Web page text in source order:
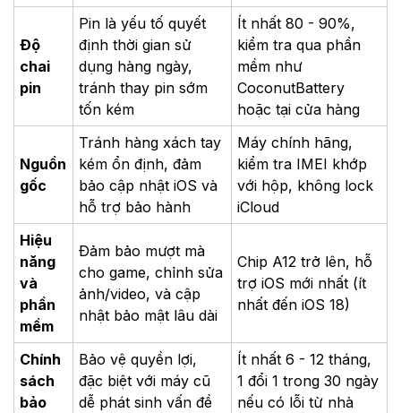
Độ
chai
pin
Pin là yếu tố quyết
định thời gian sử
dụng hàng ngày,
tránh thay pin sớm
tốn kém
Ít nhất 80 - 90%,
kiểm tra qua phần
mềm như
CoconutBattery
hoặc tại cửa hàng
Nguồn
gốc
Tránh hàng xách tay
kém ổn định, đảm
bảo cập nhật iOS và
hỗ trợ bảo hành
Máy chính hãng,
kiểm tra IMEI khớp
với hộp, không lock
iCloud
Hiệu
năng
và
phần
mềm
Đảm bảo mượt mà
cho game, chỉnh sửa
ảnh/video, và cập
nhật bảo mật lâu dài
Chip A12 trở lên, hỗ
trợ iOS mới nhất (ít
nhất đến iOS 18)
Chính
sách
bảo
Bảo vệ quyền lợi,
đặc biệt với máy cũ
dễ phát sinh vấn đề
Ít nhất 6 - 12 tháng,
1 đổi 1 trong 30 ngày
nếu có lỗi từ nhà